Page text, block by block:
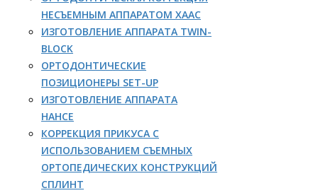
НЕСЪЕМНЫМ АППАРАТОМ ХААС
ИЗГОТОВЛЕНИЕ АППАРАТА TWIN-
BLOCK
ОРТОДОНТИЧЕСКИЕ
ПОЗИЦИОНЕРЫ SET-UP
ИЗГОТОВЛЕНИЕ АППАРАТА
НАНСЕ
КОРРЕКЦИЯ ПРИКУСА С
ИСПОЛЬЗОВАНИЕМ СЪЕМНЫХ
ОРТОПЕДИЧЕСКИХ КОНСТРУКЦИЙ
СПЛИНТ